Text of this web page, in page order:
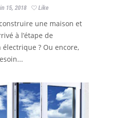
15, 2018 Like
une maison et
à l’étape de
électrique ? Ou encore,